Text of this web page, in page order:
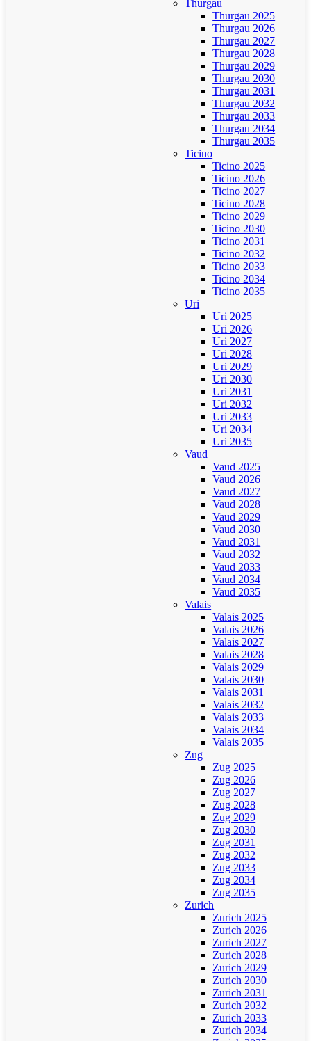
Thurgau
Thurgau 2025
Thurgau 2026
Thurgau 2027
Thurgau 2028
Thurgau 2029
Thurgau 2030
Thurgau 2031
Thurgau 2032
Thurgau 2033
Thurgau 2034
Thurgau 2035
Ticino
Ticino 2025
Ticino 2026
Ticino 2027
Ticino 2028
Ticino 2029
Ticino 2030
Ticino 2031
Ticino 2032
Ticino 2033
Ticino 2034
Ticino 2035
Uri
Uri 2025
Uri 2026
Uri 2027
Uri 2028
Uri 2029
Uri 2030
Uri 2031
Uri 2032
Uri 2033
Uri 2034
Uri 2035
Vaud
Vaud 2025
Vaud 2026
Vaud 2027
Vaud 2028
Vaud 2029
Vaud 2030
Vaud 2031
Vaud 2032
Vaud 2033
Vaud 2034
Vaud 2035
Valais
Valais 2025
Valais 2026
Valais 2027
Valais 2028
Valais 2029
Valais 2030
Valais 2031
Valais 2032
Valais 2033
Valais 2034
Valais 2035
Zug
Zug 2025
Zug 2026
Zug 2027
Zug 2028
Zug 2029
Zug 2030
Zug 2031
Zug 2032
Zug 2033
Zug 2034
Zug 2035
Zurich
Zurich 2025
Zurich 2026
Zurich 2027
Zurich 2028
Zurich 2029
Zurich 2030
Zurich 2031
Zurich 2032
Zurich 2033
Zurich 2034